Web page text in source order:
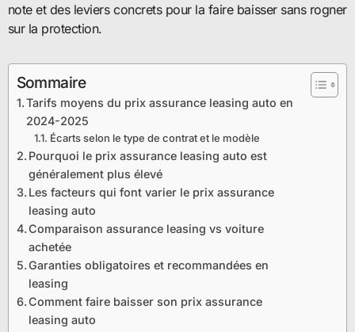
note et des leviers concrets pour la faire baisser sans rogner
sur la protection.
Sommaire
Tarifs moyens du prix assurance leasing auto en
2024-2025
Écarts selon le type de contrat et le modèle
Pourquoi le prix assurance leasing auto est
généralement plus élevé
Les facteurs qui font varier le prix assurance
leasing auto
Comparaison assurance leasing vs voiture
achetée
Garanties obligatoires et recommandées en
leasing
Comment faire baisser son prix assurance
leasing auto